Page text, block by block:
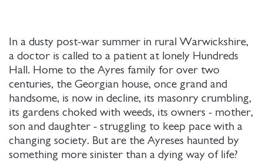
In a dusty post-war summer in rural Warwickshire,
a doctor is called to a patient at lonely Hundreds
Hall. Home to the Ayres family for over two
centuries, the Georgian house, once grand and
handsome, is now in decline, its masonry crumbling,
its gardens choked with weeds, its owners - mother,
son and daughter - struggling to keep pace with a
changing society. But are the Ayreses haunted by
something more sinister than a dying way of life?